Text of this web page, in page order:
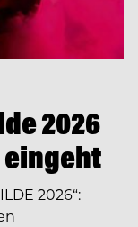
2026
2026“: